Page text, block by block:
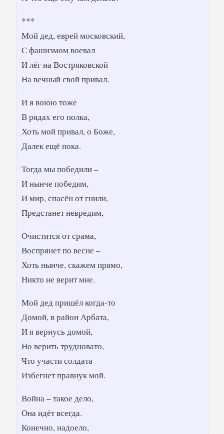
***
Мой дед, еврей московский,
С фашизмом воевал
И лёг на Востряковской
На вечный свой привал.
И я воюю тоже
В рядах его полка,
Хоть мой привал, о Боже,
Далек ещё пока.
Тогда мы победили –
И нынче победим,
И мир, спасён от гнили,
Предстанет невредим,
Очистится от срама,
Воспрянет по весне –
Хоть нынче, скажем прямо,
Никто не верит мне.
Мой дед пришёл когда-то
Домой, в район Арбата,
И я вернусь домой,
Но верить трудновато,
Что участи солдата
Избегнет правнук мой.
Война – такое дело,
Она идёт всегда.
Конечно, надоело,